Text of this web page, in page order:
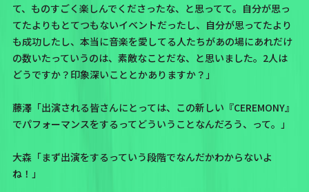
て、ものすごく楽しんでくださったな、と思ってて。自分が思っ
てたよりもとてつもないイベントだったし、自分が思ってたより
も成功したし、本当に音楽を愛してる人たちがあの場にあれだけ
の数いたっていうのは、素敵なことだな、と思いました。2人は
どうですか？印象深いこととかありますか？」
藤澤「出演される皆さんにとっては、この新しい『CEREMONY』
でパフォーマンスをするってどういうことなんだろう、って。」
大森「まず出演をするっていう段階でなんだかわからないよ
ね！」